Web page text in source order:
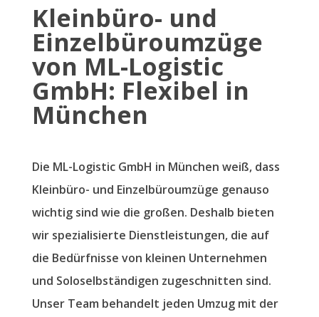
Kleinbüro- und
Einzelbüroumzüge
von ML-Logistic
GmbH: Flexibel in
München
Die ML-Logistic GmbH in München weiß, dass
Kleinbüro- und Einzelbüroumzüge genauso
wichtig sind wie die großen. Deshalb bieten
wir spezialisierte Dienstleistungen, die auf
die Bedürfnisse von kleinen Unternehmen
und Soloselbständigen zugeschnitten sind.
Unser Team behandelt jeden Umzug mit der